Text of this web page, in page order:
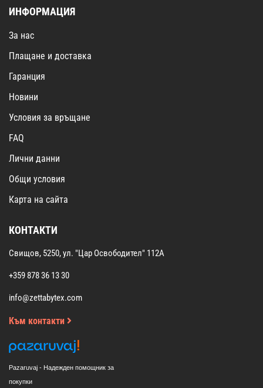
ИНФОРМАЦИЯ
За нас
Плащане и доставка
Гаранция
Новини
Условия за връщане
FAQ
Лични данни
Общи условия
Карта на сайта
КОНТАКТИ
Свищов, 5250, ул. "Цар Освободител" 112А
+359 878 36 13 30
info@zettabytex.com
Към контакти
Pazaruvaj - Надежден помощник за
покупки